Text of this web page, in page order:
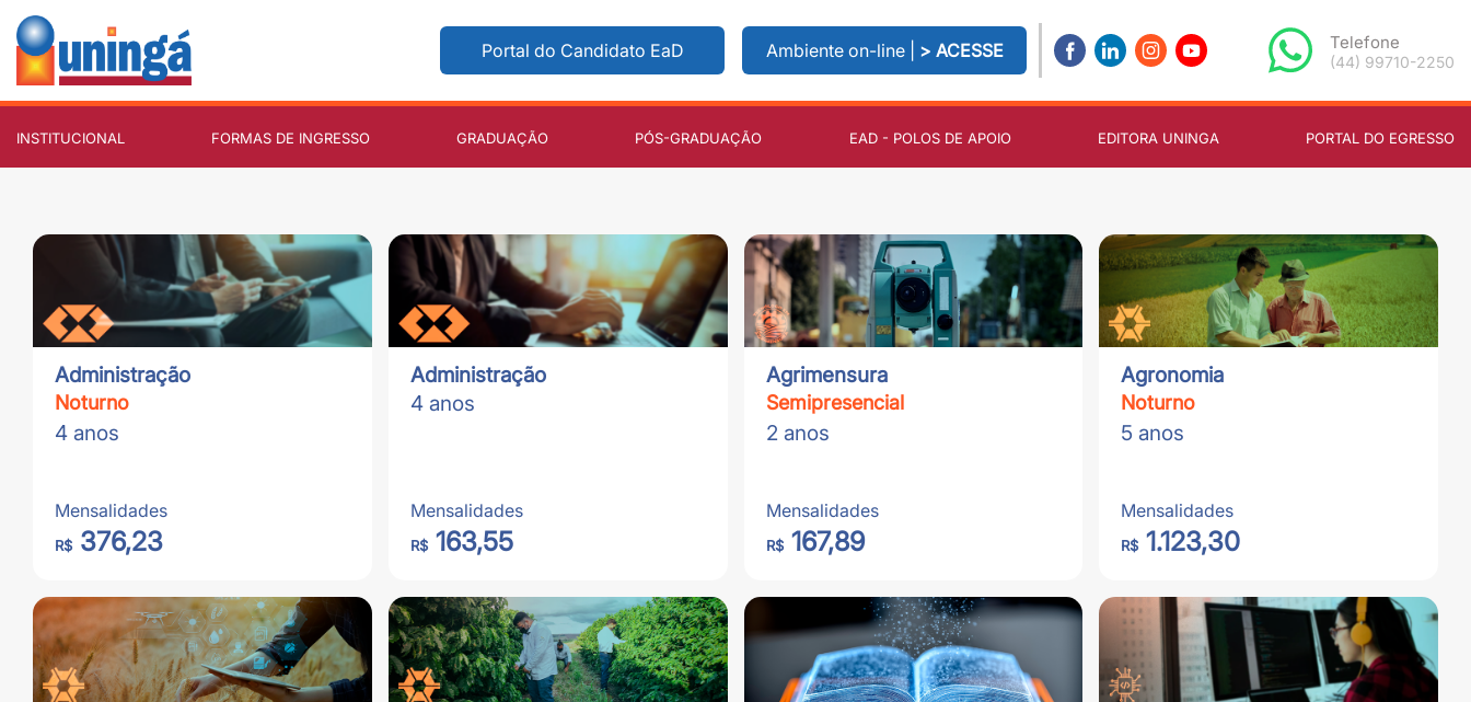
Portal do Candidato EaD Ambiente on-line | > ACESSE Telefone
(44) 99710-2250
INSTITUCIONAL FORMAS DE INGRESSO GRADUAÇÃO PÓS-GRADUAÇÃO EAD - POLOS DE APOIO EDITORA UNINGA PORTAL DO EGRESSO
Administração
Noturno
4 anos
Mensalidades
R$ 376,23
Administração
4 anos
Mensalidades
R$ 163,55
Agrimensura
Semipresencial
2 anos
Mensalidades
R$ 167,89
Agronomia
Noturno
5 anos
Mensalidades
R$ 1.123,30